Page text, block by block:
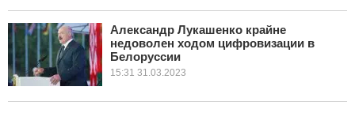
Александр Лукашенко крайне
недоволен ходом цифровизации в
Белоруссии
15:31 31.03.2023